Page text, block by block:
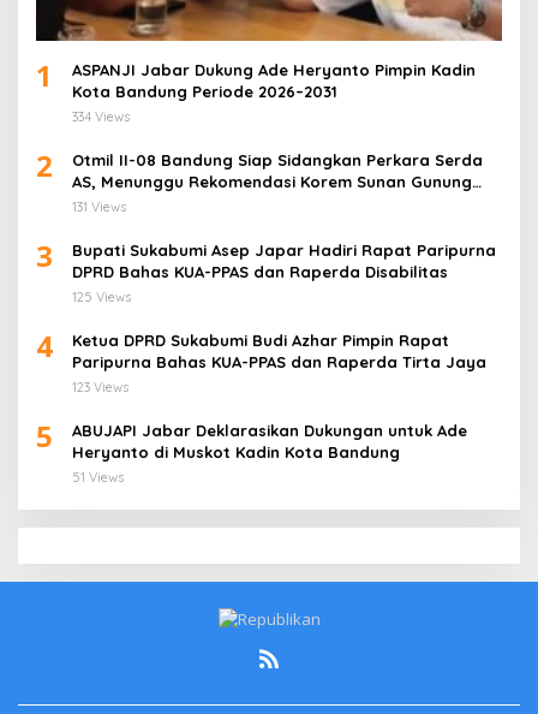
1
ASPANJI Jabar Dukung Ade Heryanto Pimpin Kadin
Kota Bandung Periode 2026–2031
334 Views
2
Otmil II-08 Bandung Siap Sidangkan Perkara Serda
AS, Menunggu Rekomendasi Korem Sunan Gunung
Jati Cirebon
131 Views
3
Bupati Sukabumi Asep Japar Hadiri Rapat Paripurna
DPRD Bahas KUA-PPAS dan Raperda Disabilitas
125 Views
4
Ketua DPRD Sukabumi Budi Azhar Pimpin Rapat
Paripurna Bahas KUA-PPAS dan Raperda Tirta Jaya
123 Views
5
ABUJAPI Jabar Deklarasikan Dukungan untuk Ade
Heryanto di Muskot Kadin Kota Bandung
51 Views